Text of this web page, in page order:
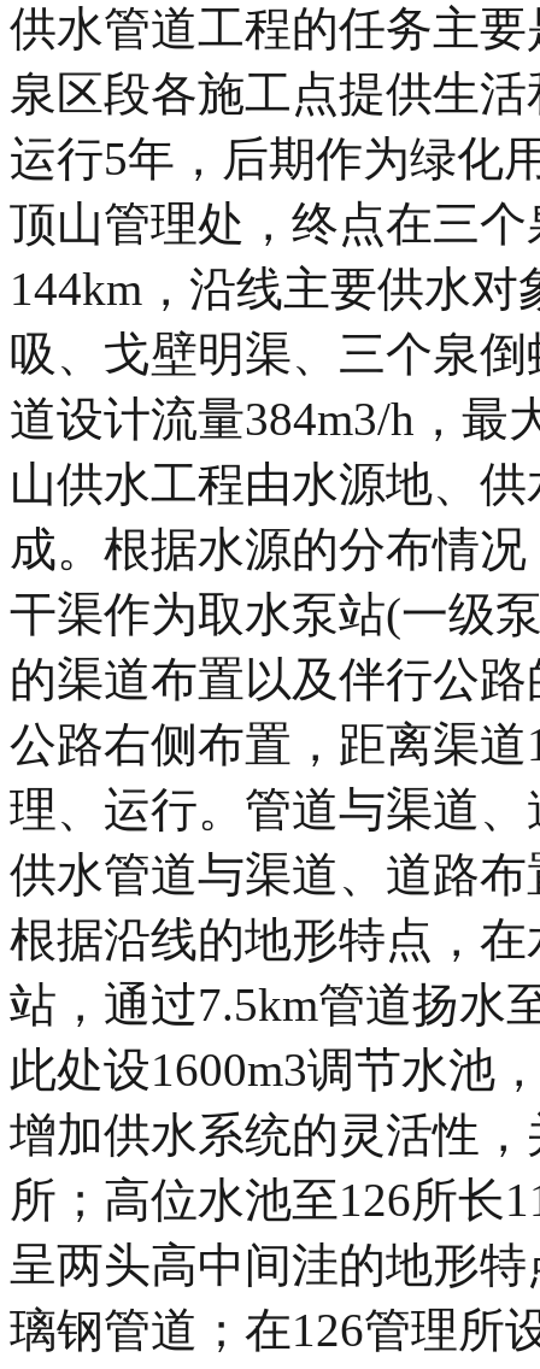
供水管道工程的任务主
泉区段各施工点提供生
运行5年，后期作为绿化
顶山管理处，终点在三
144km，沿线主要供水
吸、戈壁明渠、三个泉
道设计流量384m3/h，最
山供水工程由水源地、
成。根据水源的分布情
干渠作为取水泵站(一级
的渠道布置以及伴行公
公路右侧布置，距离渠
理、运行。管道与渠道
供水管道与渠道、道路
根据沿线的地形特点，
站，通过7.5km管道扬水
此处设1600m3调节水池
增加供水系统的灵活性
所；高位水池至126所长
呈两头高中间洼的地形
璃钢管道；在126管理所